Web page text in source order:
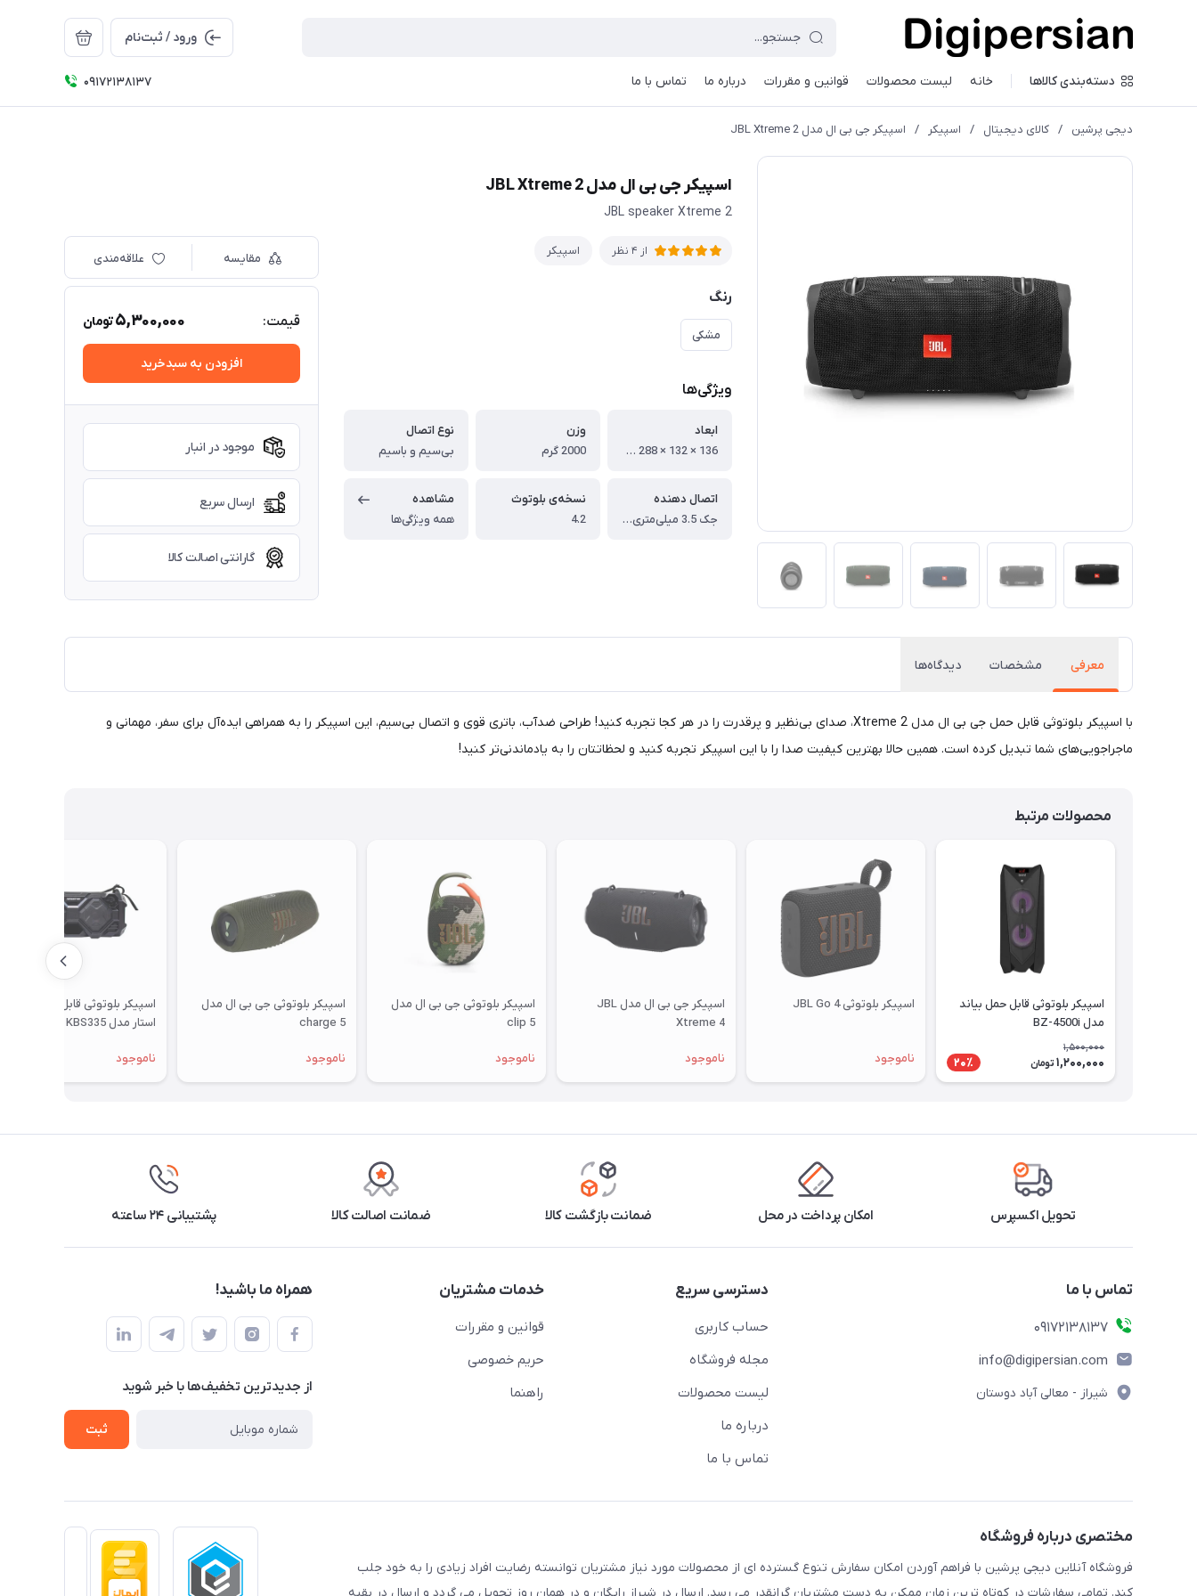
ورود / ثبت‌نام
دسته‌بندی کالاها خانه لیست محصولات قوانین و مقررات درباره ما تماس با ما 09172138137
دیجی پرشین / کالای دیجیتال / اسپیکر / اسپیکر جی بی ال مدل JBL Xtreme 2
اسپیکر جی بی ال مدل JBL Xtreme 2
JBL speaker Xtreme 2
از 4 نظر اسپیکر
رنگ
مشکی
ویژگی‌ها
ابعاد
136 × 132 × 288 میلی‌متر
وزن
2000 گرم
نوع اتصال
بی‌سیم و باسیم
اتصال دهنده
جک 3.5 میلی‌متری صدا , بلوتوث
نسخه‌ی بلوتوث
4.2
مشاهده
همه ویژگی‌ها
مقایسه علاقه‌مندی
قیمت: 5,300,000تومان
افزودن به سبدخرید
موجود در انبار
ارسال سریع
گارانتی اصالت کالا
معرفی مشخصات دیدگاه‌ها
با اسپیکر بلوتوثی قابل حمل جی بی ال مدل Xtreme 2، صدای بی‌نظیر و پرقدرت را در هر کجا تجربه کنید! طراحی ضدآب، باتری قوی و اتصال بی‌سیم، این اسپیکر را به همراهی ایده‌آل برای سفر، مهمانی و
ماجراجویی‌های شما تبدیل کرده است. همین حالا بهترین کیفیت صدا را با این اسپیکر تجربه کنید و لحظاتتان را به یادماندنی‌تر کنید!
محصولات مرتبط
اسپیکر بلوتوثی قابل حمل بیاند
مدل BZ-4500i
1,500,000
1,200,000 تومان 20٪
اسپیکر بلوتوثی JBL Go 4
ناموجود
اسپیکر جی بی ال مدل JBL
Xtreme 4
ناموجود
اسپیکر بلوتوثی جی بی ال مدل
clip 5
ناموجود
اسپیکر بلوتوثی جی بی ال مدل
charge 5
ناموجود
اسپیکر بلوتوثی قابل حمل کینگ
استار مدل KBS335
ناموجود
تحویل اکسپرس امکان پرداخت در محل ضمانت بازگشت کالا ضمانت اصالت کالا پشتیبانی ۲۴ ساعته
تماس با ما
09172138137
info@digipersian.com
شیراز - معالی آباد دوستان
دسترسی سریع
حساب کاربری
مجله فروشگاه
لیست محصولات
درباره ما
تماس با ما
خدمات مشتریان
قوانین و مقررات
حریم خصوصی
راهنما
همراه ما باشید!
از جدید‌ترین تخفیف‌ها با‌ خبر شوید
ثبت
مختصری درباره فروشگاه
فروشگاه آنلاین دیجی پرشین با فراهم آوردن امکان سفارش تنوع گسترده ای از محصولات مورد نیاز مشتریان توانسته رضایت افراد زیادی را به خود جلب